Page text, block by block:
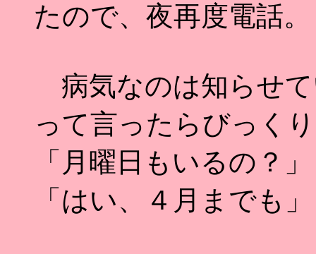
たので、夜再度電話。
病気なのは知らせ
って言ったらびっく
「月曜日もいるの？」
「はい、４月までも」